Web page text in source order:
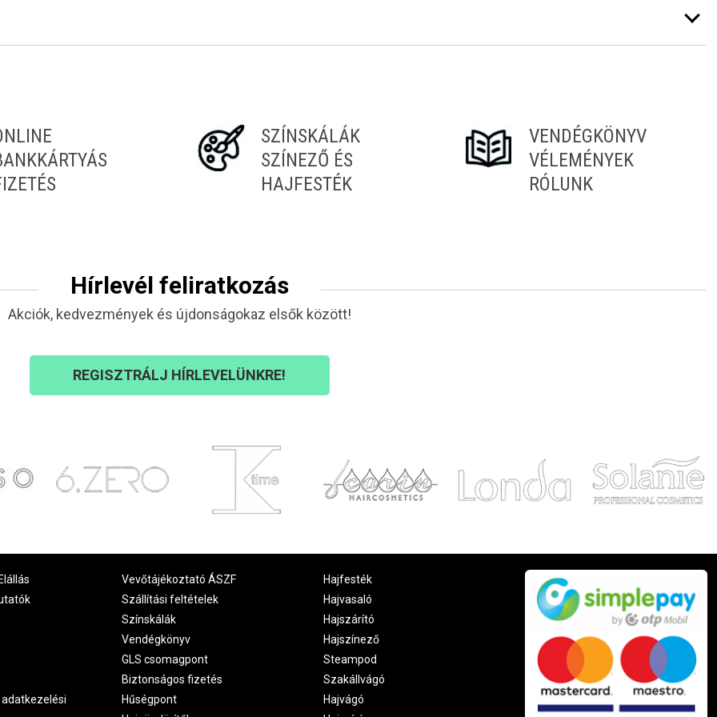
SZÍNSKÁLÁK
SZÍNEZŐ ÉS
HAJFESTÉK
VENDÉGKÖNYV
VÉLEMÉNYEK
RÓLUNK
Hírlevél feliratkozás
Akciók, kedvezmények és újdonságokaz elsők között!
REGISZTRÁLJ HÍRLEVELÜNKRE!
Vevőtájékoztató ÁSZF
Szállítási feltételek
Színskálák
Vendégkönyv
GLS csomagpont
Biztonságos fizetés
Hűségpont
Hajfesték
Hajvasaló
Hajszárító
Hajszínező
Steampod
Szakállvágó
Hajvágó